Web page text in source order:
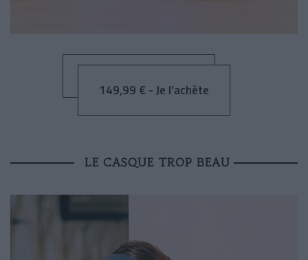
149,99 € - Je l’achète
LE CASQUE TROP BEAU